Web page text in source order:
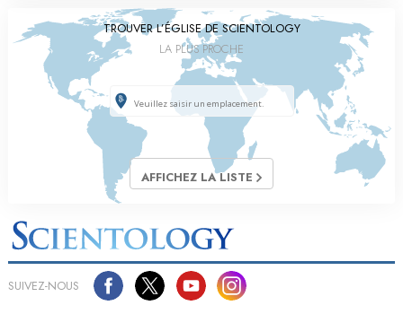
TROUVER L’ÉGLISE DE SCIENTOLOGY
LA PLUS PROCHE
AFFICHEZ LA LISTE
SUIVEZ-NOUS